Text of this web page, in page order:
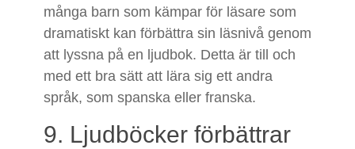
många barn som kämpar för läsare som
dramatiskt kan förbättra sin läsnivå genom
att lyssna på en ljudbok. Detta är till och
med ett bra sätt att lära sig ett andra
språk, som spanska eller franska.
9. Ljudböcker förbättrar